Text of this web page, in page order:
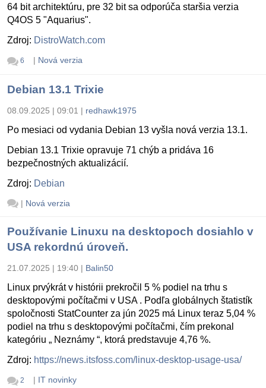
64 bit architektúru, pre 32 bit sa odporúča staršia verzia
Q4OS 5 "Aquarius".
Zdroj: DistroWatch.com
6 | Nová verzia
Debian 13.1 Trixie
08.09.2025 | 09:01 | redhawk1975
Po mesiaci od vydania Debian 13 vyšla nová verzia 13.1.
Debian 13.1 Trixie opravuje 71 chýb a pridáva 16
bezpečnostných aktualizácií.
Zdroj: Debian
| Nová verzia
Používanie Linuxu na desktopoch dosiahlo v
USA rekordnú úroveň.
21.07.2025 | 19:40 | Balin50
Linux prvýkrát v histórii prekročil 5 % podiel na trhu s
desktopovými počítačmi v USA . Podľa globálnych štatistík
spoločnosti StatCounter za jún 2025 má Linux teraz 5,04 %
podiel na trhu s desktopovými počítačmi, čím prekonal
kategóriu „ Neznámy “, ktorá predstavuje 4,76 %.
Zdroj: https://news.itsfoss.com/linux-desktop-usage-usa/
2 | IT novinky